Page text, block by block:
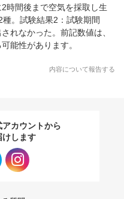
時間後まで空気を採取し生
。試験結果2：試験期間
れなかった。前記数値は、
能性があります。
内容について報告する
カウントから
けします